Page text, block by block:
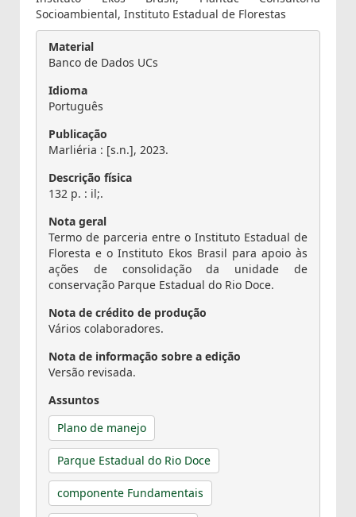
Socioambiental, Instituto Estadual de Florestas
Material
Banco de Dados UCs
Idioma
Português
Publicação
Marliéria : [s.n.], 2023.
Descrição física
132 p. : il;.
Nota geral
Termo de parceria entre o Instituto Estadual de
Floresta e o Instituto Ekos Brasil para apoio às
ações de consolidação da unidade de
conservação Parque Estadual do Rio Doce.
Nota de crédito de produção
Vários colaboradores.
Nota de informação sobre a edição
Versão revisada.
Assuntos
Plano de manejo
Parque Estadual do Rio Doce
componente Fundamentais